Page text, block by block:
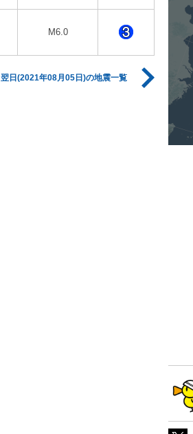
M6.0
翌日(2021年08月05日)の地震一覧